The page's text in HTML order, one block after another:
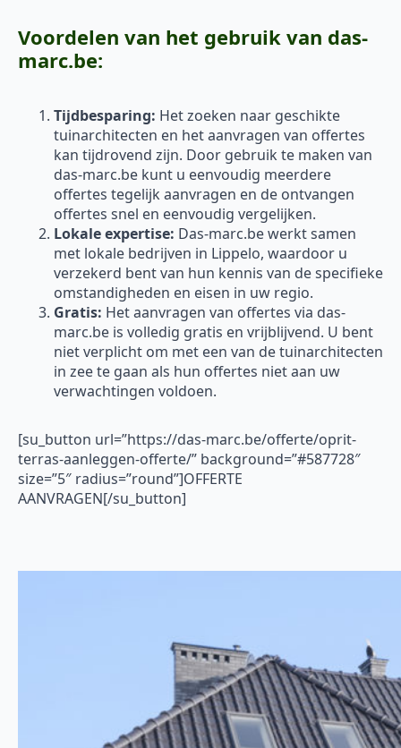
Voordelen van het gebruik van das-
marc.be:
Tijdbesparing: Het zoeken naar geschikte
tuinarchitecten en het aanvragen van offertes
kan tijdrovend zijn. Door gebruik te maken van
das-marc.be kunt u eenvoudig meerdere
offertes tegelijk aanvragen en de ontvangen
offertes snel en eenvoudig vergelijken.
Lokale expertise: Das-marc.be werkt samen
met lokale bedrijven in Lippelo, waardoor u
verzekerd bent van hun kennis van de specifieke
omstandigheden en eisen in uw regio.
Gratis: Het aanvragen van offertes via das-
marc.be is volledig gratis en vrijblijvend. U bent
niet verplicht om met een van de tuinarchitecten
in zee te gaan als hun offertes niet aan uw
verwachtingen voldoen.
[su_button url=”https://das-marc.be/offerte/oprit-
terras-aanleggen-offerte/” background=”#587728″
size=”5″ radius=”round”]OFFERTE
AANVRAGEN[/su_button]